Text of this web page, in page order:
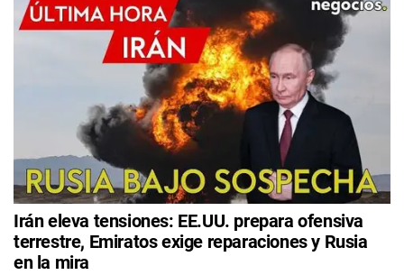
Irán eleva tensiones: EE.UU. prepara ofensiva
terrestre, Emiratos exige reparaciones y Rusia
en la mira